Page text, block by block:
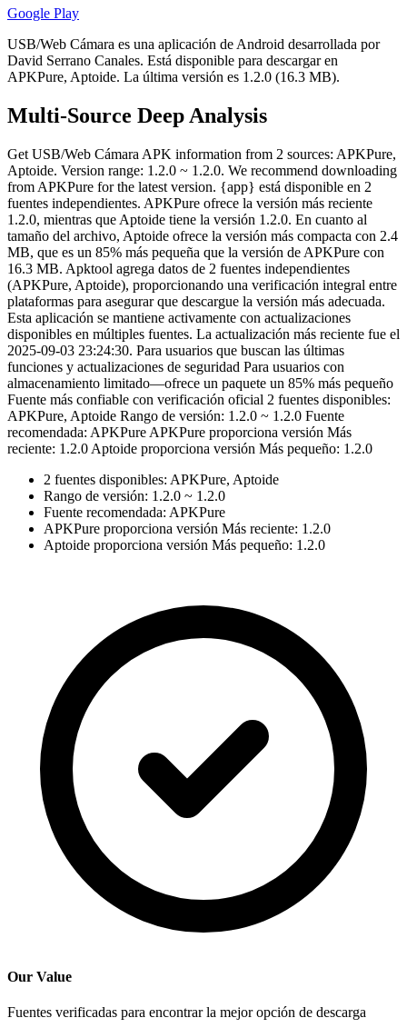
Google Play
USB/Web Cámara es una aplicación de Android desarrollada por
David Serrano Canales. Está disponible para descargar en
APKPure, Aptoide. La última versión es 1.2.0 (16.3 MB).
Multi-Source Deep Analysis
Get USB/Web Cámara APK information from 2 sources: APKPure,
Aptoide. Version range: 1.2.0 ~ 1.2.0. We recommend downloading
from APKPure for the latest version. {app} está disponible en 2
fuentes independientes. APKPure ofrece la versión más reciente
1.2.0, mientras que Aptoide tiene la versión 1.2.0. En cuanto al
tamaño del archivo, Aptoide ofrece la versión más compacta con 2.4
MB, que es un 85% más pequeña que la versión de APKPure con
16.3 MB. Apktool agrega datos de 2 fuentes independientes
(APKPure, Aptoide), proporcionando una verificación integral entre
plataformas para asegurar que descargue la versión más adecuada.
Esta aplicación se mantiene activamente con actualizaciones
disponibles en múltiples fuentes. La actualización más reciente fue el
2025-09-03 23:24:30. Para usuarios que buscan las últimas
funciones y actualizaciones de seguridad Para usuarios con
almacenamiento limitado—ofrece un paquete un 85% más pequeño
Fuente más confiable con verificación oficial 2 fuentes disponibles:
APKPure, Aptoide Rango de versión: 1.2.0 ~ 1.2.0 Fuente
recomendada: APKPure APKPure proporciona versión Más
reciente: 1.2.0 Aptoide proporciona versión Más pequeño: 1.2.0
2 fuentes disponibles: APKPure, Aptoide
Rango de versión: 1.2.0 ~ 1.2.0
Fuente recomendada: APKPure
APKPure proporciona versión Más reciente: 1.2.0
Aptoide proporciona versión Más pequeño: 1.2.0
Our Value
Fuentes verificadas para encontrar la mejor opción de descarga